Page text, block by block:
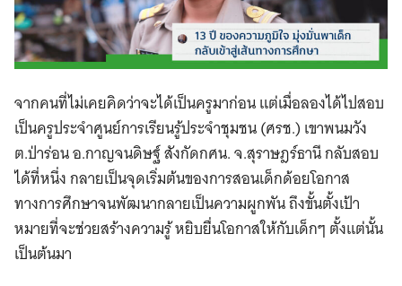
จากคนที่ไม่เคยคิดว่าจะได้เป็นครูมาก่อน แต่เมื่อลองได้ไปสอบ
เป็นครูประจำศูนย์การเรียนรู้ประจำชุมชน (ศรช.)​ เขาพนมวัง
ต.ป่าร่อน อ.กาญจนดิษฐ์ สังกัดกศน. จ.สุราษฎร์ธานี กลับสอบ
ได้ที่หนึ่ง กลายเป็นจุดเริ่มต้นของการสอนเด็กด้อยโอกาส
ทางการศึกษาจนพัฒนากลายเป็นความผูกพัน ถึงขั้นตั้งเป้า
หมายที่จะช่วยสร้างความรู้ หยิบยื่นโอกาสให้กับเด็กๆ ตั้งแต่นั้น
เป็นต้นมา